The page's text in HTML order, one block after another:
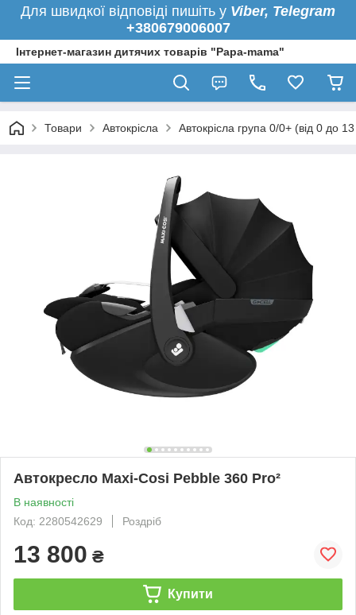
Для швидкої відповіді пишіть у Viber, Telegram
+380679006007
Інтернет-магазин дитячих товарів "Papa-mama"
Товари Автокрісла Автокрісла група 0/0+ (від 0 до
Автокресло Maxi-Cosi Pebble 360 Pro²
В наявності
Код: 2280542629
Роздріб
13 800 ₴
Купити